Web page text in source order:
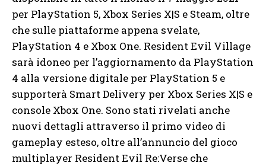
per PlayStation 5, Xbox Series X|S e Steam, oltre
che sulle piattaforme appena svelate,
PlayStation 4 e Xbox One. Resident Evil Village
sarà idoneo per l’aggiornamento da PlayStation
4 alla versione digitale per PlayStation 5 e
supporterà Smart Delivery per Xbox Series X|S e
console Xbox One. Sono stati rivelati anche
nuovi dettagli attraverso il primo video di
gameplay esteso, oltre all’annuncio del gioco
multiplayer Resident Evil Re:Verse che